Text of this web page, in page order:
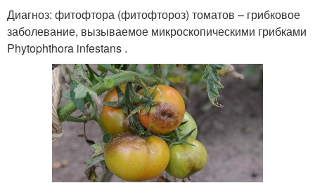
Диагноз: фитофтора (фитофтороз) томатов – грибковое
заболевание, вызываемое микроскопическими грибками
Phytophthora infestans .